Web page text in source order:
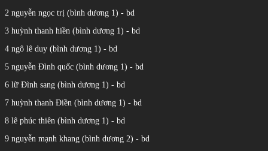
2 nguyễn ngọc trị (bình dương 1) - bd
3 huỳnh thanh hiền (bình dương 1) - bd
4 ngô lê duy (bình dương 1) - bd
5 nguyễn Đình quốc (bình dương 1) - bd
6 lữ Đình sang (bình dương 1) - bd
7 huỳnh thanh Điền (bình dương 1) - bd
8 lê phúc thiên (bình dương 1) - bd
9 nguyễn mạnh khang (bình dương 2) - bd